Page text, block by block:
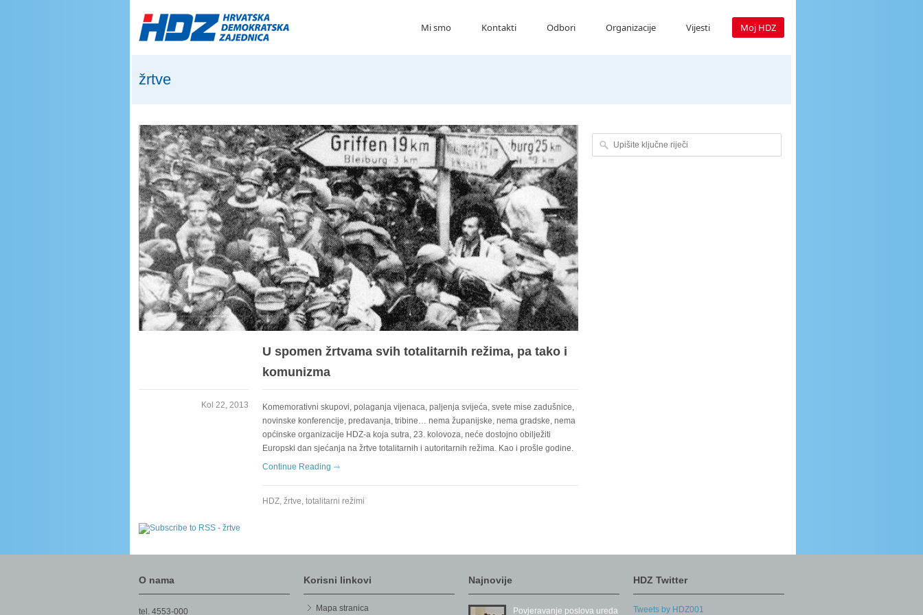
Moj HDZ
Vijesti
Organizacije
Odbori
Kontakti
Mi smo
žrtve
U spomen žrtvama svih totalitarnih režima, pa tako i
komunizma
Kol 22, 2013
Komemorativni skupovi, polaganja vijenaca, paljenja svijeća, svete mise zadušnice,
novinske konferencije, predavanja, tribine… nema županijske, nema gradske, nema
općinske organizacije HDZ-a koja sutra, 23. kolovoza, neće dostojno obilježiti
Europski dan sjećanja na žrtve totalitarnih i autoritarnih režima. Kao i prošle godine.
Continue Reading
HDZ, žrtve, totalitarni režimi
Upišite ključne riječi
O nama
tel. 4553-000
Korisni linkovi
Mapa stranica
Najnovije
Povjeravanje poslova ureda
HDZ Twitter
Tweets by HDZ001